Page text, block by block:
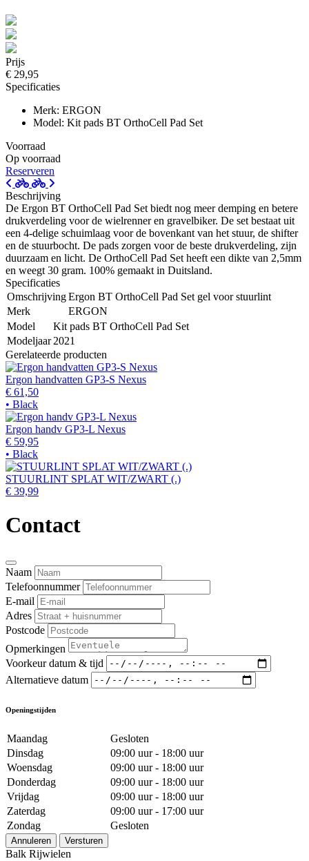
Prijs
€ 29,95
Specificaties
Merk: ERGON
Model: Kit pads BT OrthoCell Pad Set
Voorraad
Op voorraad
Reserveren
Beschrijving
De Ergon BT OrthoCell Pad Set biedt nog meer demping en betere
drukverdeling voor de wielrenner en gravelbiker. De set bestaat uit
een 4-delige schuimlaag voor de bovenkant van het stuur, de shifter
en de stuurbocht. De pads zorgen voor de beste drukverdeling, zijn
duurzaam en licht. De OrthoCell Pad Set heeft een dikte van 2,5mm
en weegt 30 gram. 100% gemaakt in Duitsland.
Specificaties
OmschrijvingErgon BT OrthoCell Pad Set gel voor stuurlint
Merk
ERGON
Model
Kit pads BT OrthoCell Pad Set
Modeljaar 2021
Gerelateerde producten
Ergon handvatten GP3-S Nexus
€ 61,50
• Black
Ergon handv GP3-L Nexus
€ 59,95
• Black
STUURLINT SPLAT WIT/ZWART (.)
€ 39,99
Contact
Naam
Telefoonnummer
E-mail
Adres
Postcode
Opmerkingen
Voorkeur datum & tijd
Alternatieve datum
Openingstijden
Maandag
Gesloten
Dinsdag
09:00 uur - 18:00 uur
Woensdag
09:00 uur - 18:00 uur
Donderdag
09:00 uur - 18:00 uur
Vrijdag
09:00 uur - 18:00 uur
Zaterdag
09:00 uur - 17:00 uur
Zondag
Gesloten
Annuleren Versturen
Balk Rijwielen